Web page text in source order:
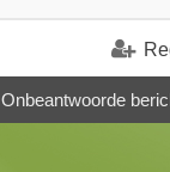
Onbeantwoorde